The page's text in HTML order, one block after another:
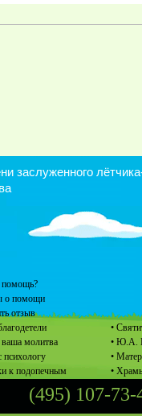
о помощи
отзыв
молитва
психологу
к подопечным
•
• Ю.А.
•
•
заслуженного
(495) 107-73-